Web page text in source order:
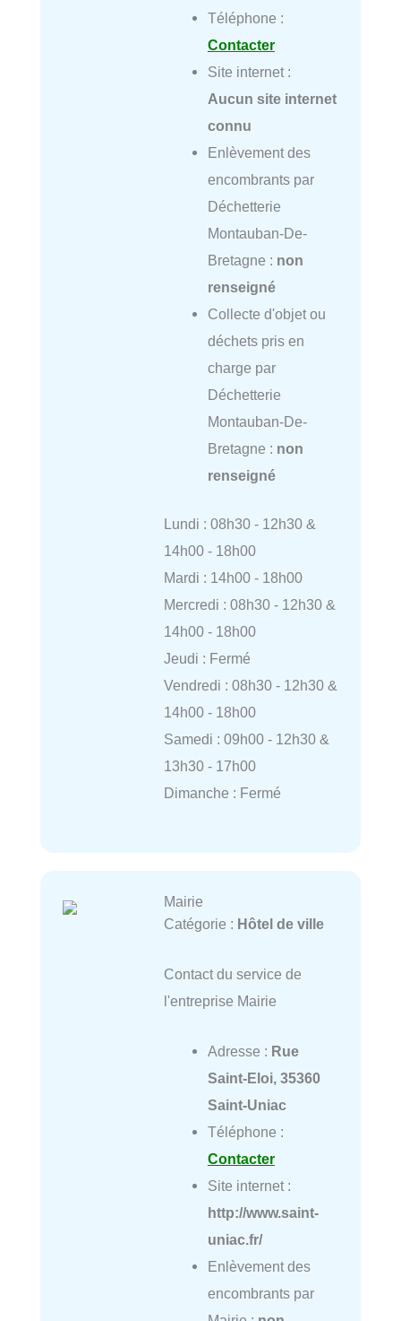
Téléphone :
Contacter
Site internet :
Aucun site internet
connu
Enlèvement des
encombrants par
Déchetterie
Montauban-De-
Bretagne : non
renseigné
Collecte d'objet ou
déchets pris en
charge par
Déchetterie
Montauban-De-
Bretagne : non
renseigné
Lundi : 08h30 - 12h30 &
14h00 - 18h00
Mardi : 14h00 - 18h00
Mercredi : 08h30 - 12h30 &
14h00 - 18h00
Jeudi : Fermé
Vendredi : 08h30 - 12h30 &
14h00 - 18h00
Samedi : 09h00 - 12h30 &
13h30 - 17h00
Dimanche : Fermé
Mairie
Catégorie : Hôtel de ville
Contact du service de
l'entreprise Mairie
Adresse : Rue
Saint-Eloi, 35360
Saint-Uniac
Téléphone :
Contacter
Site internet :
http://www.saint-
uniac.fr/
Enlèvement des
encombrants par